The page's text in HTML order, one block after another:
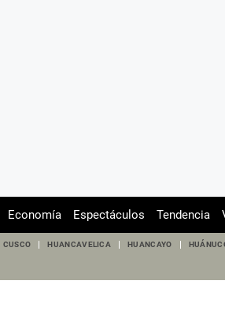
Economía Espectáculos Tendencia
CUSCO HUANCAVELICA HUANCAYO